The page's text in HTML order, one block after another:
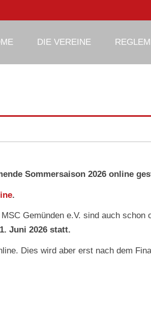
DIE VEREINE
Sommersaison 2026 online
.
Gemünden e.V. sind auch schon
Juni 2026 statt.
Dies wird aber erst nach dem